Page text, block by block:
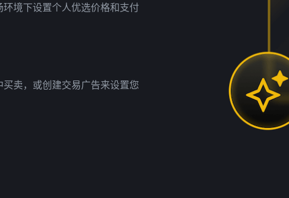
境下设置个人优选价格和支付
卖，或创建交易广告来设置您